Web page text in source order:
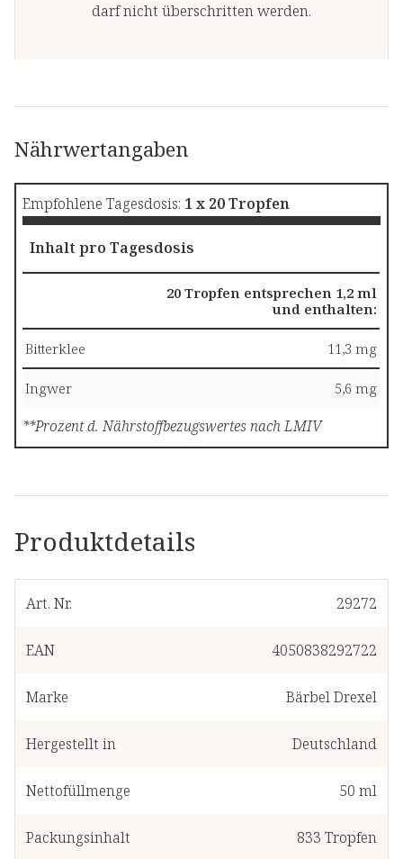
darf nicht überschritten werden.
Produktdetails
Art. Nr. 29272
EAN 4050838292722
Marke Bärbel Drexel
Hergestellt in Deutschland
Nettofüllmenge 50 ml
Packungsinhalt 833 Tropfen
Olivenblätter
Andornkraut
Birkenblätter
Lactobacillus
fermentum
- davon
koloniebildende
Einheiten (KBE)
Nährwertangaben
Empfohlene Tagesdosis: 1 x 20 Tropfen
Inhalt pro Tagesdosis
20 Tropfen entsprechen 1,2 ml
und enthalten:
Bitterklee 11,3 mg
Ingwer 5,6 mg
**Prozent d. Nährstoffbezugswertes nach LMIV